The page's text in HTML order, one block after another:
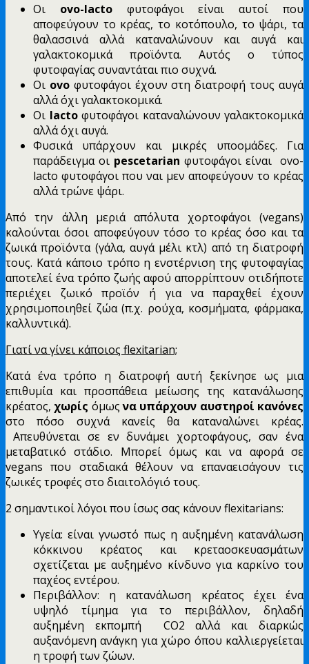
Οι ovo-lactoφυτοφάγοι είναι αυτοί που
αποφεύγουν το κρέας, το κοτόπουλο, το ψάρι, τα
θαλασσινά αλλά καταναλώνουν και αυγά και
γαλακτοκομικά προϊόντα. Αυτός ο τύπος
φυτοφαγίας συναντάται πιο συχνά.
Οι ovoφυτοφάγοι έχουν στη διατροφή τους αυγά
αλλά όχι γαλακτοκομικά.
Οι lactoφυτοφάγοι καταναλώνουν γαλακτοκομικά
αλλά όχι αυγά.
Φυσικά υπάρχουν και μικρές υποομάδες. Για
παράδειγμα οι pescetarian φυτοφάγοι είναι ovo-
lacto φυτοφάγοι που ναι μεν αποφεύγουν το κρέας
αλλά τρώνε ψάρι.
Από την άλλη μεριά απόλυτα χορτοφάγοι (vegans)
καλούνται όσοι αποφεύγουν τόσο το κρέας όσο και τα
ζωικά προϊόντα (γάλα, αυγά μέλι κτλ) από τη διατροφή
τους. Κατά κάποιο τρόπο η ενστέρνιση της φυτοφαγίας
αποτελεί ένα τρόπο ζωής αφού απορρίπτουν οτιδήποτε
περιέχει ζωικό προϊόν ή για να παραχθεί έχουν
χρησιμοποιηθεί ζώα (π.χ. ρούχα, κοσμήματα, φάρμακα,
καλλυντικά).
Γιατί να γίνει κάποιος flexitarian;
Κατά ένα τρόπο η διατροφή αυτή ξεκίνησε ως μια
επιθυμία και προσπάθεια μείωσης της κατανάλωσης
κρέατος, χωρίς όμωςνα υπάρχουν αυστηροί κανόνες
στο πόσο συχνά κανείς θα καταναλώνει κρέας.
Απευθύνεται σε εν δυνάμει χορτοφάγους, σαν ένα
μεταβατικό στάδιο. Μπορεί όμως και να αφορά σε
vegans που σταδιακά θέλουν να επαναεισάγουν τις
ζωικές τροφές στο διαιτολόγιό τους.
2 σημαντικοί λόγοι που ίσως σας κάνουν flexitarians:
Υγεία: είναι γνωστό πως η αυξημένη κατανάλωση
κόκκινου κρέατος και κρεταοσκευασμάτων
σχετίζεται με αυξημένο κίνδυνο για καρκίνο του
παχέος εντέρου.
Περιβάλλον: η κατανάλωση κρέατος έχει ένα
υψηλό τίμημα για το περιβάλλον, δηλαδή
αυξημένη εκπομπή CO2 αλλά και διαρκώς
αυξανόμενη ανάγκη για χώρο όπου καλλιεργείεται
η τροφή των ζώων.